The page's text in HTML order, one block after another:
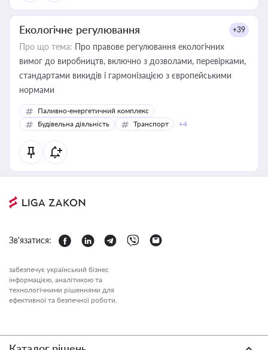
Екологічне регулювання +39
Про що тема: Про правове регулювання екологічних
вимог до виробництв, включно з дозволами, перевірками,
стандартами викидів і гармонізацією з європейськими
нормами
Паливно-енергетичний комплекс
Будівельна діяльність
Транспорт +4
Зв'язатися:
забезпечує український бізнес
інформацією, аналітикою та
технологічними рішеннями для
ефективної та безпечної роботи.